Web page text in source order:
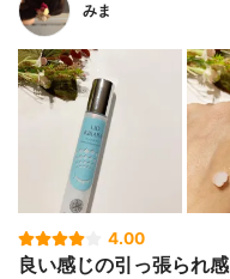
みま
4.00
良い感じの引っ張られ感